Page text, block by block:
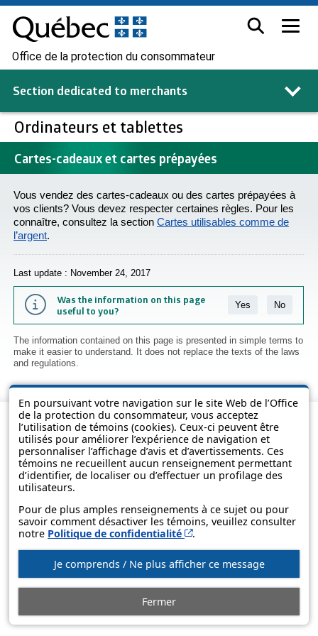
En poursuivant votre navigation sur le site Web de l’Office
de la protection du consommateur, vous acceptez
l’utilisation de témoins (cookies). Ceux-ci peuvent être
utilisés pour améliorer l’expérience de navigation et
personnaliser l’affichage d’avis et d’avertissements. Ces
témoins ne recueillent aucun renseignement permettant
d’identifier, de localiser ou d’effectuer un profilage des
utilisateurs.
Pour de plus amples renseignements à ce sujet ou pour
savoir comment désactiver les témoins, veuillez consulter
notre Politique de confidentialité Cet hyperlien s’ouvrira
.
Je comprends / Ne plus afficher ce message
Fermer
Office de la protection du consommateur
Section dedicated to merchants
Ordinateurs et tablettes
Cartes-cadeaux et cartes prépayées
Vous vendez des cartes-cadeaux ou des cartes prépayées à
vos clients? Vous devez respecter certaines règles. Pour les
connaître, consultez la section Cartes utilisables comme de
l’argent.
Last update : November 24, 2017
Was the information on this page
useful to you?
Yes No
The information contained on this page is presented in simple terms to
make it easier to understand. It does not replace the texts of the laws
and regulations.
© Government of Québec, 2013-2025